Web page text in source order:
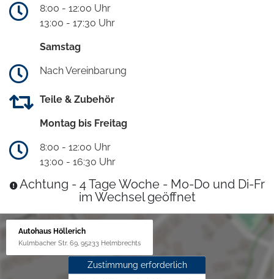
8:00 - 12:00 Uhr
13:00 - 17:30 Uhr
Samstag
Nach Vereinbarung
Teile & Zubehör
Montag bis Freitag
8:00 - 12:00 Uhr
13:00 - 16:30 Uhr
Achtung - 4 Tage Woche - Mo-Do und Di-Fr
im Wechsel geöffnet
Autohaus Höllerich
Kulmbacher Str. 69, 95233 Helmbrechts
Zustimmung erforderlich